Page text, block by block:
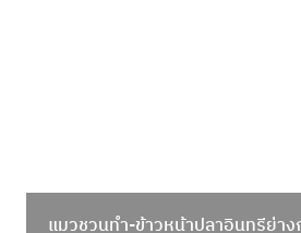
แมวชวนทำ-ข้าวหน้าปลาอินทรีย่า